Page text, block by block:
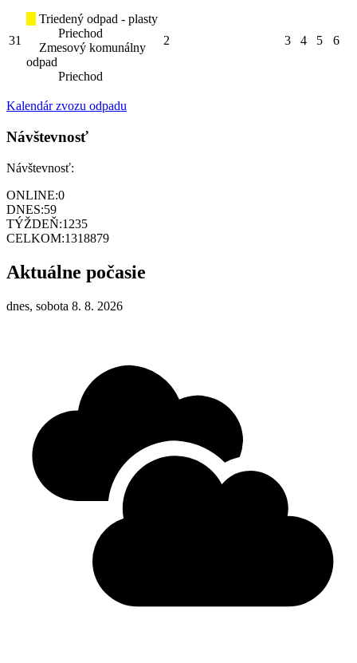
31
Triedený odpad - plasty
Priechod
Zmesový komunálny
odpad
Priechod
2 3 4 5 6
Kalendár zvozu odpadu
Návštevnosť
Návštevnosť:
ONLINE:0
DNES:59
TÝŽDEŇ:1235
CELKOM:1318879
Aktuálne počasie
dnes, sobota 8. 8. 2026